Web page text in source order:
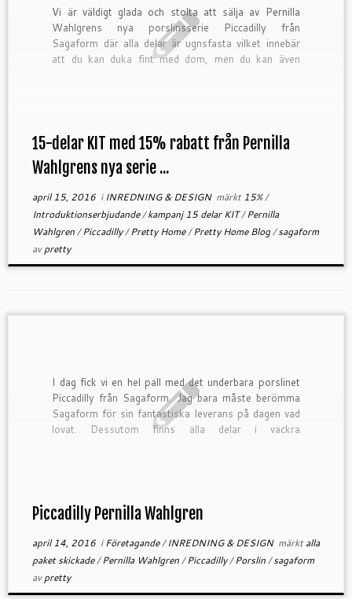
Vi är väldigt glada och stolta att sälja av Pernilla
Wahlgrens nya porslinsserie Piccadilly från
Sagaform där alla delar är ugnsfasta vilket innebär
att du kan duka fint med dom, men du kan även
15-delar KIT med 15% rabatt från Pernilla
Wahlgrens nya serie ...
april 15, 2016i INREDNING & DESIGN märkt15%/
Introduktionserbjudande/kampanj 15 delar KIT/Pernilla
Wahlgren/Piccadilly/Pretty Home/Pretty Home Blog/sagaform
avpretty
I dag fick vi en hel pall med det underbara porslinet
Piccadilly från Sagaform. Jag bara måste berömma
Sagaform för sin fantastiska leverans på dagen vad
lovat. Dessutom finns alla delar i vackra
Piccadilly Pernilla Wahlgren
april 14, 2016iFöretagande/INREDNING & DESIGN märktalla
paket skickade/Pernilla Wahlgren/Piccadilly/Porslin/sagaform
avpretty